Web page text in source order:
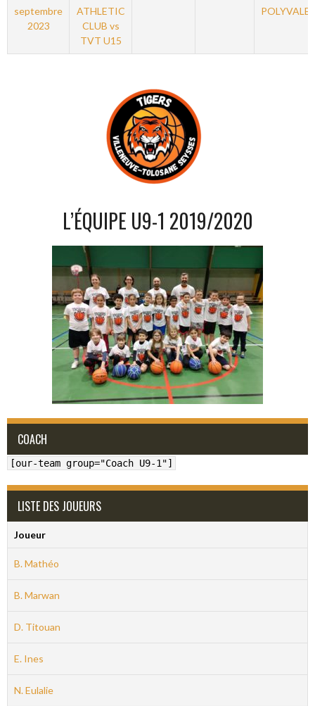
septembre
2023
ATHLETIC
CLUB vs
TVT U15
L’ÉQUIPE U9-1 2019/2020
COACH
[our-team group="Coach U9-1"]
LISTE DES JOUEURS
Joueur
B. Mathéo
B. Marwan
D. Titouan
E. Ines
N. Eulalie